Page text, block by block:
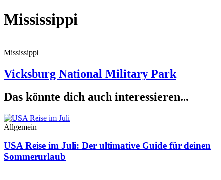
Mississippi
Mississippi
Vicksburg National Military Park
Das könnte dich auch interessieren...
Allgemein
USA Reise im Juli: Der ultimative Guide für deinen
Sommerurlaub